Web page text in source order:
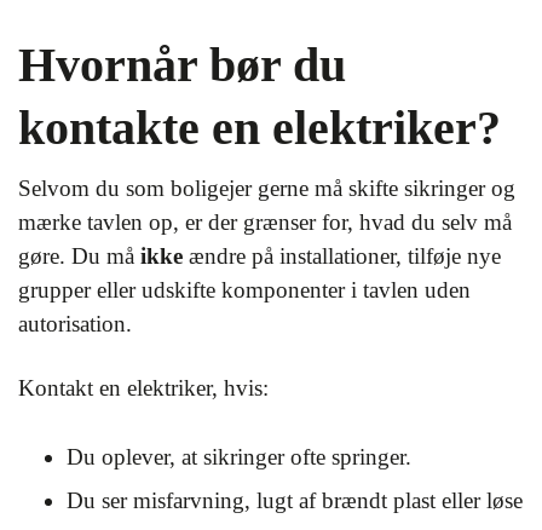
Hvornår bør du
kontakte en elektriker?
Selvom du som boligejer gerne må skifte sikringer og
mærke tavlen op, er der grænser for, hvad du selv må
gøre. Du må ikke ændre på installationer, tilføje nye
grupper eller udskifte komponenter i tavlen uden
autorisation.
Kontakt en elektriker, hvis:
Du oplever, at sikringer ofte springer.
Du ser misfarvning, lugt af brændt plast eller løse